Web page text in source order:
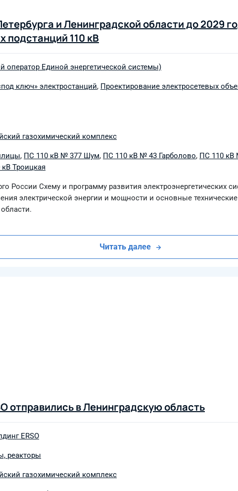
и Ленинградской области до 2029
подстанций 110 кВ
Единой энергетической системы)
ключ» электростанций, Проектирование электросетевых
газохимический комплекс
, ПС 110 кВ № 377 Шум, ПС 110 кВ № 43 Гарболово, ПС 110 кВ
Троицкая
России Схему и программу развития электроэнергетических
электрической энергии и мощности и основные
Читать далее
отправились в Ленинградскую область
ERSO
реакторы
газохимический комплекс